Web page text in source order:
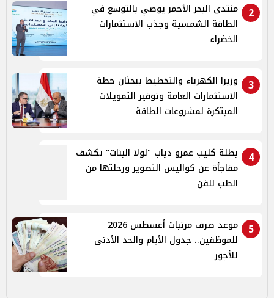
2
منتدى البحر الأحمر يوصي بالتوسع في
الطاقة الشمسية وجذب الاستثمارات
الخضراء
3
وزيرا الكهرباء والتخطيط يبحثان خطة
الاستثمارات العامة وتوفير التمويلات
المبتكرة لمشروعات الطاقة
4
بطلة كليب عمرو دياب "لولا البنات" تكشف
مفاجأة عن كواليس التصوير ورحلتها من
الطب للفن
5
موعد صرف مرتبات أغسطس 2026
للموظفين.. جدول الأيام والحد الأدنى
للأجور